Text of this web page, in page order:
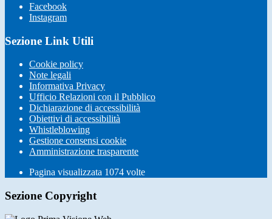
Facebook
Instagram
Sezione Link Utili
Cookie policy
Note legali
Informativa Privacy
Ufficio Relazioni con il Pubblico
Dichiarazione di accessibilità
Obiettivi di accessibilità
Whistleblowing
Gestione consensi cookie
Amministrazione trasparente
Pagina visualizzata 1074 volte
Sezione Copyright